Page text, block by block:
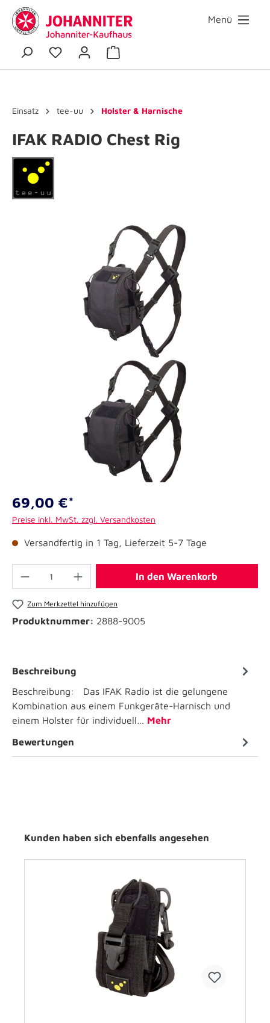
Menü
Einsatz tee-uu Holster & Harnische
IFAK RADIO Chest Rig
69,00 €*
Preise inkl. MwSt. zzgl. Versandkosten
Versandfertig in 1 Tag, Lieferzeit 5-7 Tage
In den Warenkorb
Zum Merkzettel hinzufügen
Produktnummer: 2888-9005
Beschreibung
Beschreibung: Das IFAK Radio ist die gelungene
Kombination aus einem Funkgeräte-Harnisch und
einem Holster für individuell… Mehr
Bewertungen
Kunden haben sich ebenfalls angesehen